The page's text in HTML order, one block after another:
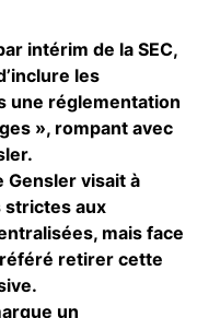
intérim de la SEC,
les
une réglementation
», rompant avec
Gensler visait à
strictes aux
mais face
retirer cette
un